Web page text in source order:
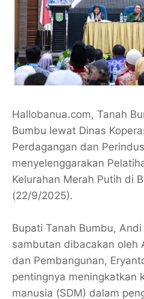
Hallobanua.com, Tanah
Bumbu lewat Dinas
Perdagangan dan
menyelenggarakan
Kelurahan Merah Putih di
(22/9/2025).
Bupati Tanah Bumbu,
sambutan dibacakan oleh
dan Pembangunan,
pentingnya meningkatkan
manusia (SDM) dalam